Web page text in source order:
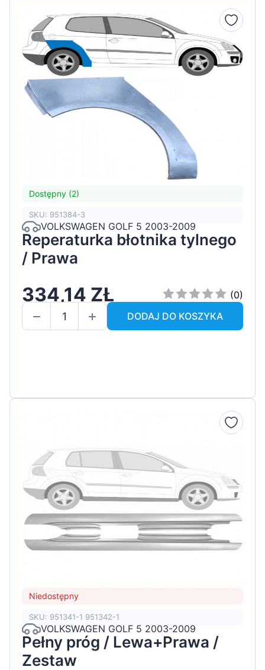
Dostępny (2)
SKU: 951384-3
VOLKSWAGEN GOLF 5 2003-2009
Reperaturka błotnika tylnego
/ Prawa
334,14 ZŁ
(0)
DODAJ DO KOSZYKA
Niedostępny
SKU: 951341-1 951342-1
VOLKSWAGEN GOLF 5 2003-2009
Pełny próg / Lewa+Prawa /
Zestaw